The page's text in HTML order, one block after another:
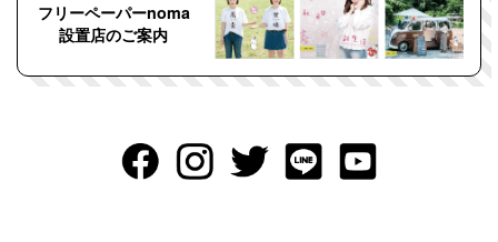
フリーペーパーnoma
設置店のご案内